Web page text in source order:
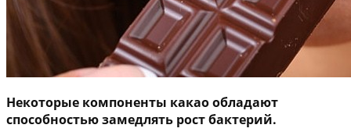
Некоторые компоненты какао обладают
способностью замедлять рост бактерий.